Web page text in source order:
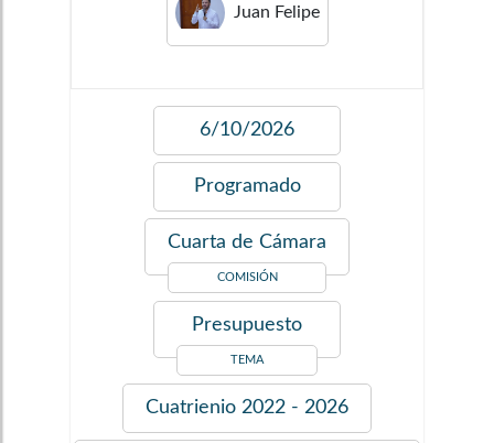
Juan Felipe
6/10/2026
Programado
Cuarta de Cámara
COMISIÓN
Presupuesto
TEMA
Cuatrienio 2022 - 2026